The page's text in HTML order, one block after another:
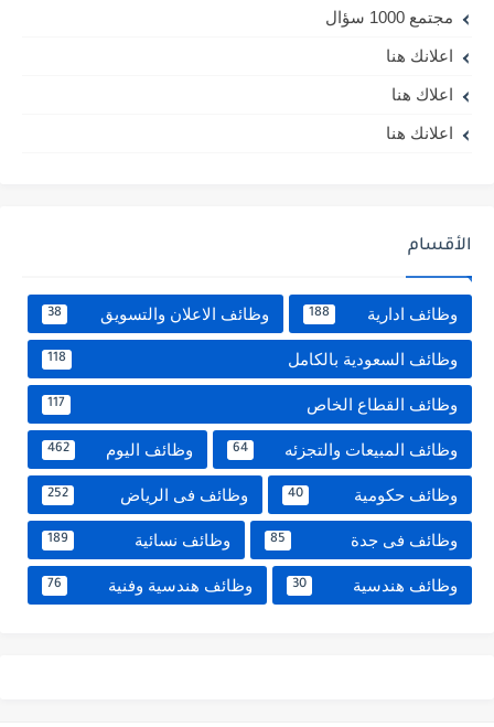
مجتمع 1000 سؤال
اعلانك هنا
اعلاك هنا
اعلانك هنا
الأقسام
وظائف ادارية 188 وظائف الاعلان والتسويق 38
وظائف السعودية بالكامل 118
وظائف القطاع الخاص 117
وظائف المبيعات والتجزئه 64 وظائف اليوم 462
وظائف حكومية 40 وظائف فى الرياض 252
وظائف فى جدة 85 وظائف نسائية 189
وظائف هندسية 30 وظائف هندسية وفنية 76